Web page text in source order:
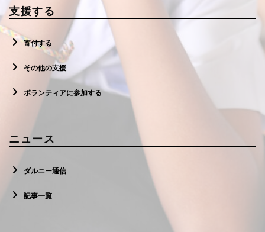
支援する
寄付する
その他の支援
ボランティアに参加する
ニュース
ダルニー通信
記事一覧